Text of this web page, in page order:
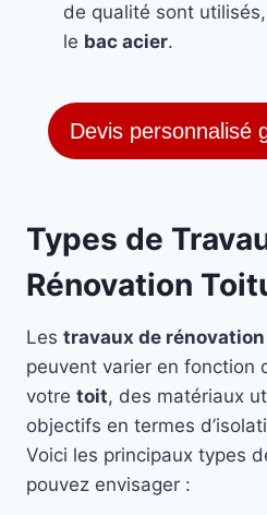
de qualité sont
le bac acier.
Devis personnalisé
Types de
Rénovation
Les travaux de
peuvent varier en fonction
votre toit, des matériaux
objectifs en termes
Voici les principaux types
pouvez envisager :